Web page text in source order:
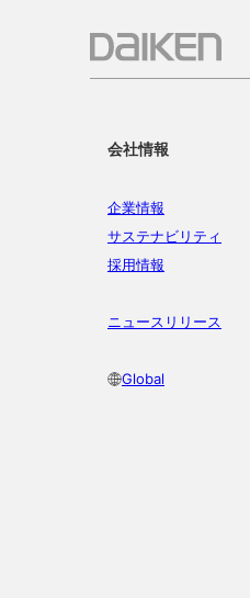
会社情報
企業情報
サステナビリティ
採用情報
ニュースリリース
Global